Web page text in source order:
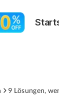
9 Lösungen,